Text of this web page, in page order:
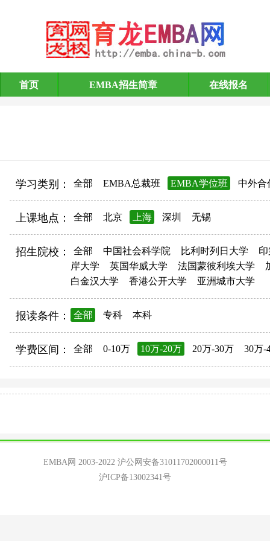
EMBA招生简章
首页 EMBA招生简章 在线报名
学习类别： 全部 EMBA总裁班 EMBA学位班 中外合
上课地点： 全部 北京 上海 深圳 无锡
招生院校： 全部 中国社会科学院 比利时列日大学
岸大学
英国华威大学 法国蒙彼利埃大学
白金汉大学
香港公开大学 亚洲城市大学
报读条件： 全部 专科 本科
学费区间： 全部 0-10万 10万-20万 20万-30万 30万-
EMBA网 2003-2022 沪公网安备31011702000011号
沪ICP备13002341号